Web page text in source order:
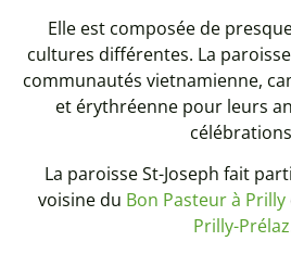
Elle est composée de
cultures différentes. La
communautés vietnamienne,
et érythréenne pour leurs
La paroisse St-Joseph fait
voisine du Bon Pasteur à Prilly
Prilly-Prélaz